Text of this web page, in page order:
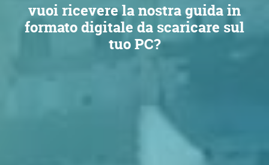
vuoi ricevere la nostra guida in
formato digitale da scaricare sul
tuo PC?